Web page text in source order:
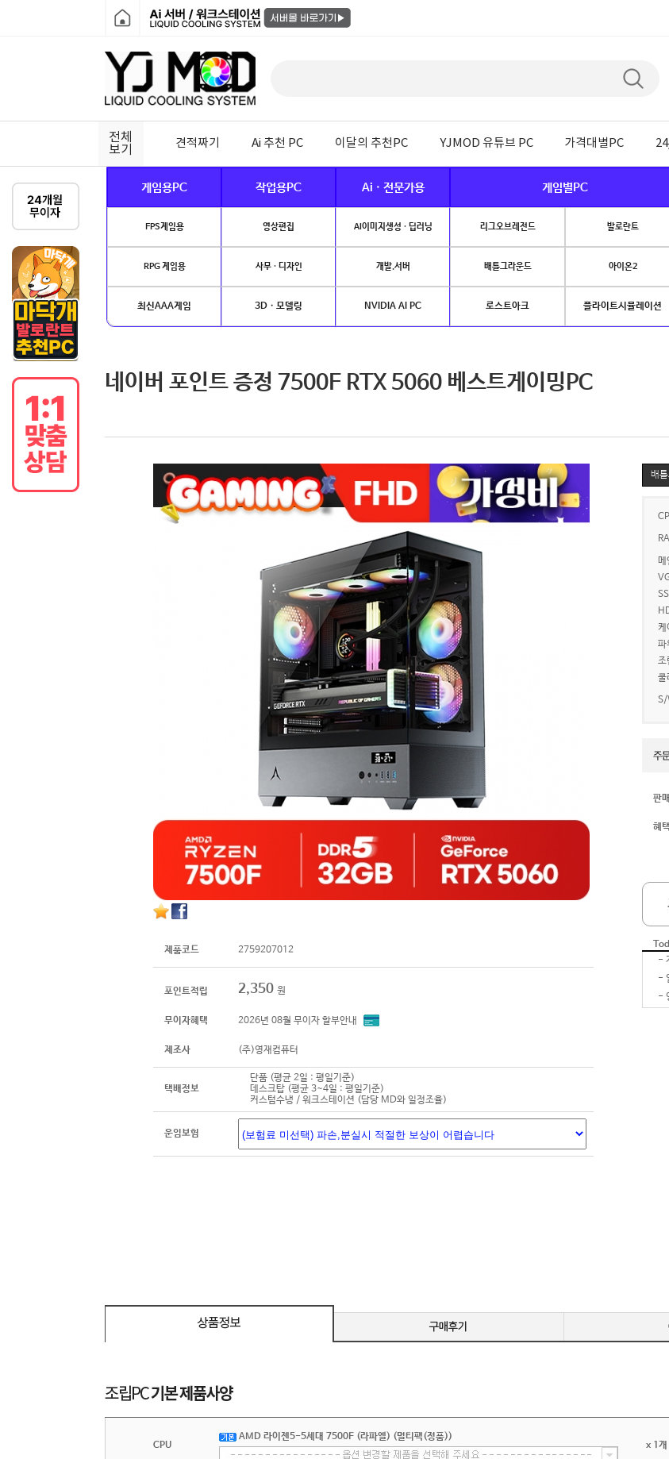
전체
보기
견적짜기 Ai 추천 PC 이달의 추천PC YJMOD 유튜브 PC 가격대별PC
게임용PC 작업용PC Ai · 전문가용 게임별PC
FPS게임용 영상편집 AI이미지생성 · 딥러닝 리그오브레전드 발로란트
RPG 게임용 사무 · 디자인 개발.서버 배틀그라운드 아이온2
최신AAA게임 3D · 모델링 NVIDIA AI PC 로스트아크 플라이트시뮬레이션
네이버 포인트 증정 7500F RTX 5060 베스트게이밍PC
제품코드 2759207012
포인트적립 2,350 원
무이자혜택 2026년 08월 무이자 할부안내
제조사 (주)영재컴퓨터
택배정보
단품 (평균 2일 : 평일기준)
데스크탑 (평균 3~4일 : 평일기준)
커스텀수냉 / 워크스테이션 (담당 MD와 일정조율)
운임보험
배
메
케
파
조
쿨
S/
판
혜
-
-
-
CPU
AMD 라이젠5-5세대 7500F (라파엘) (멀티팩(정품))
x 1개